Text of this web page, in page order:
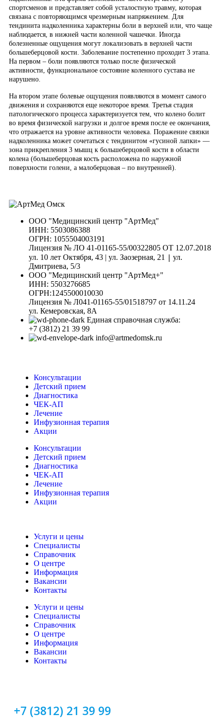
спортсменов и представляет собой усталостную травму, которая
связана с повторяющимся чрезмерным напряжением. Для
тендинита надколенника характерны боли в верхней или, что чаще
наблюдается, в нижней части коленной чашечки. Иногда
болезненные ощущения могут локализовать в верхней части
большеберцовой кости. Заболевание постепенно проходит 3 этапа.
На первом – боли появляются только после физической
активности, функциональное состояние коленного сустава не
нарушено.
На втором этапе болевые ощущения появляются в момент самого
движения и сохраняются еще некоторое время. Третья стадия
патологического процесса характеризуется тем, что колено болит
во время физической нагрузки и долгое время после ее окончания,
что отражается на уровне активности человека. Поражение связки
надколенника может сочетаться с тендинитом «гусиной лапки» —
зона прикрепления 3 мышц к большеберцовой кости в области
колена (большеберцовая кость расположена по наружной
поверхности голени, а малоберцовая – по внутренней).
ООО "Медицинский центр "АртМед"
ИНН: 5503086388
ОГРН: 1055504003191
Лицензия № ЛО 41-01165-55/00322805 ОТ 12.07.2018
ул. 10 лет Октября, 43 | ул. Заозерная, 21 | ул.
Дмитриева, 5/3
ООО "Медицинский центр "АртМед+"
ИНН: 5503276685
ОГРН:1245500010030
Лицензия № Л041-01165-55/01518797 от 14.11.24
ул. Кемеровская, 8А
Единая справочная служба:
+7 (3812) 21 39 99
info@artmedomsk.ru
Консультации
Детский прием
Диагностика
ЧЕК-АП
Лечение
Инфузионная терапия
Акции
Консультации
Детский прием
Диагностика
ЧЕК-АП
Лечение
Инфузионная терапия
Акции
Услуги и цены
Специалисты
Справочник
О центре
Информация
Вакансии
Контакты
Услуги и цены
Специалисты
Справочник
О центре
Информация
Вакансии
Контакты
+7 (3812) 21 39 99